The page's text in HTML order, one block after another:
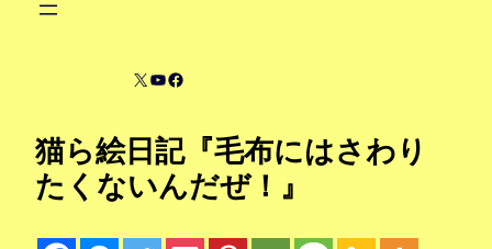
X YouTube
Facebook
猫ら絵日記『毛布にはさわり
たくないんだぜ！』